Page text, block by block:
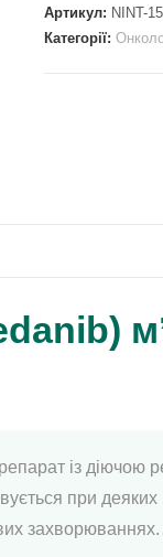
Артикул: NINT-
Категорії:
із діючою
при деяких
захворюваннях.